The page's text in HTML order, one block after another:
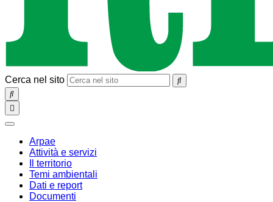
Cerca nel sito
SEARCH
Toggle
navigation
chiudi
Arpae
Attività e servizi
Il territorio
Temi ambientali
Dati e report
Documenti